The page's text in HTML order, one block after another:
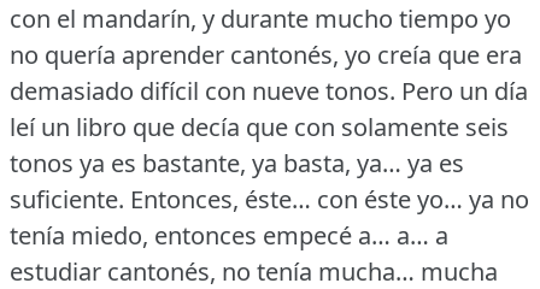
con el mandarín, y durante mucho tiempo yo
no quería aprender cantonés, yo creía que era
demasiado difícil con nueve tonos. Pero un día
leí un libro que decía que con solamente seis
tonos ya es bastante, ya basta, ya… ya es
suficiente. Entonces, éste… con éste yo… ya no
tenía miedo, entonces empecé a… a… a
estudiar cantonés, no tenía mucha… mucha